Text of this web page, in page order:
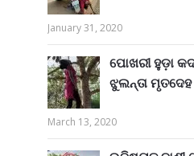
January 31, 2020
ପୋଖରୀ ହୁଡ଼ା
ଝୁଲନ୍ତା
March 13, 2020